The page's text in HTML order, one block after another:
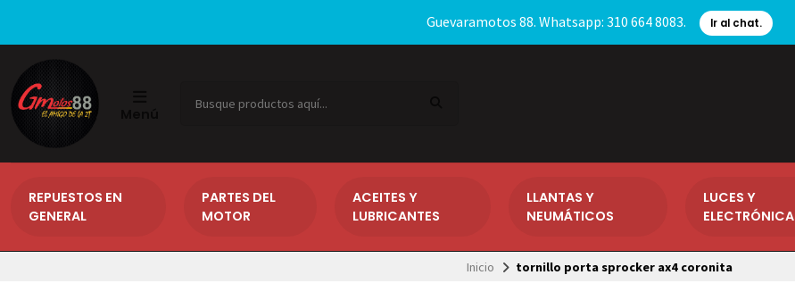
Guevaramotos 88. Whatsapp: 310 664 8083. Ir al chat.
REPUESTOS EN
GENERAL
PARTES DEL
MOTOR
ACEITES Y
LUBRICANTES
LLANTAS Y
NEUMÁTICOS
LUCES Y
ELECTRÓNICA
Inicio tornillo porta sprocker ax4 coronita